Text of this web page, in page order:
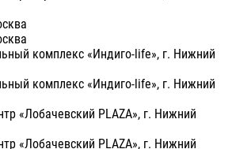
комплекс «Индиго-life», г. Нижний
комплекс «Индиго-life», г. Нижний
«Лобачевский PLAZA», г. Нижний
«Лобачевский PLAZA», г. Нижний